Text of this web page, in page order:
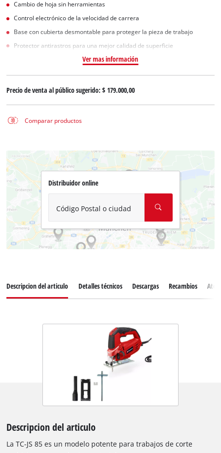
Cambio de hoja sin herramientas
Control electrónico de la velocidad de carrera
Base con cubierta desmontable para proteger la pieza de trabajo
Protector antirastros para una mejor calidad de superficie
Ver mas información
Precio de venta al público sugerido:$ 179.000,00
Comparar productos
Distribuidor online
Código Postal o ciudad
Descripcion del articulo Detalles técnicos Descargas Recambios
Descripcion del articulo
La TC-JS 85 es un modelo potente para trabajos de corte